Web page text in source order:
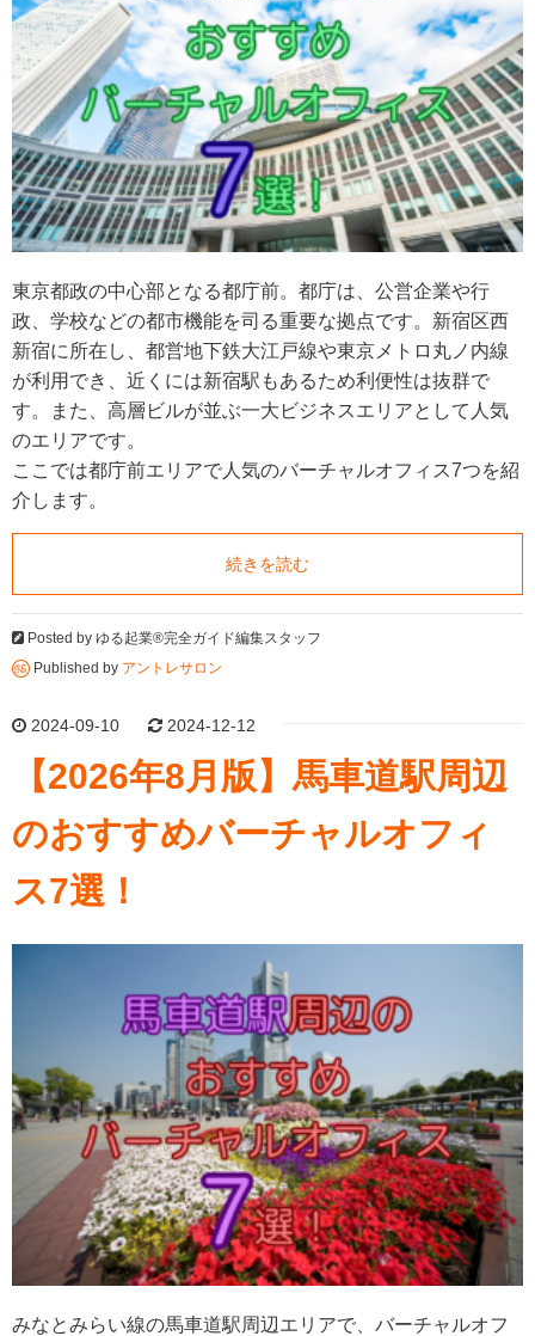
東京都政の中心部となる都庁前。都庁は、公営企業や行
政、学校などの都市機能を司る重要な拠点です。新宿区西
新宿に所在し、都営地下鉄大江戸線や東京メトロ丸ノ内線
が利用でき、近くには新宿駅もあるため利便性は抜群で
す。また、高層ビルが並ぶ一大ビジネスエリアとして人気
のエリアです。
ここでは都庁前エリアで人気のバーチャルオフィス7つを紹
介します。
続きを読む
Posted by ゆる起業®完全ガイド編集スタッフ
Published by アントレサロン
2024-09-10 2024-12-12
【2026年8月版】馬車道駅周辺
のおすすめバーチャルオフィ
ス7選！
みなとみらい線の馬車道駅周辺エリアで、バーチャルオフ